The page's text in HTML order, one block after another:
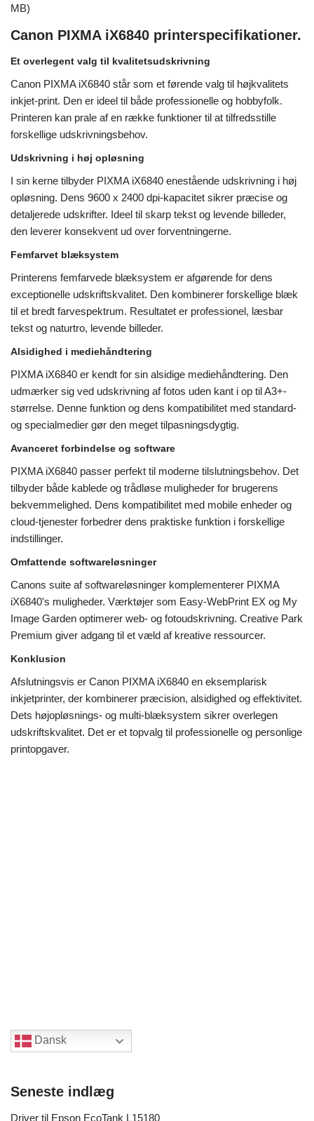
MB)
Canon PIXMA iX6840 printerspecifikationer.
Et overlegent valg til kvalitetsudskrivning
Canon PIXMA iX6840 står som et førende valg til højkvalitets
inkjet-print. Den er ideel til både professionelle og hobbyfolk.
Printeren kan prale af en række funktioner til at tilfredsstille
forskellige udskrivningsbehov.
Udskrivning i høj opløsning
I sin kerne tilbyder PIXMA iX6840 enestående udskrivning i høj
opløsning. Dens 9600 x 2400 dpi-kapacitet sikrer præcise og
detaljerede udskrifter. Ideel til skarp tekst og levende billeder,
den leverer konsekvent ud over forventningerne.
Femfarvet blæksystem
Printerens femfarvede blæksystem er afgørende for dens
exceptionelle udskriftskvalitet. Den kombinerer forskellige blæk
til et bredt farvespektrum. Resultatet er professionel, læsbar
tekst og naturtro, levende billeder.
Alsidighed i mediehåndtering
PIXMA iX6840 er kendt for sin alsidige mediehåndtering. Den
udmærker sig ved udskrivning af fotos uden kant i op til A3+-
størrelse. Denne funktion og dens kompatibilitet med standard-
og specialmedier gør den meget tilpasningsdygtig.
Avanceret forbindelse og software
PIXMA iX6840 passer perfekt til moderne tilslutningsbehov. Det
tilbyder både kablede og trådløse muligheder for brugerens
bekvemmelighed. Dens kompatibilitet med mobile enheder og
cloud-tjenester forbedrer dens praktiske funktion i forskellige
indstillinger.
Omfattende softwareløsninger
Canons suite af softwareløsninger komplementerer PIXMA
iX6840's muligheder. Værktøjer som Easy-WebPrint EX og My
Image Garden optimerer web- og fotoudskrivning. Creative Park
Premium giver adgang til et væld af kreative ressourcer.
Konklusion
Afslutningsvis er Canon PIXMA iX6840 en eksemplarisk
inkjetprinter, der kombinerer præcision, alsidighed og effektivitet.
Dets højopløsnings- og multi-blæksystem sikrer overlegen
udskriftskvalitet. Det er et topvalg til professionelle og personlige
printopgaver.
Dansk
Seneste indlæg
Driver til Epson EcoTank L15180